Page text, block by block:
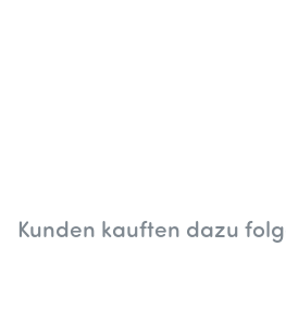
Kunden kauften dazu